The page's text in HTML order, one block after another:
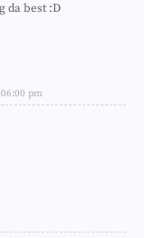
da best :D
pm